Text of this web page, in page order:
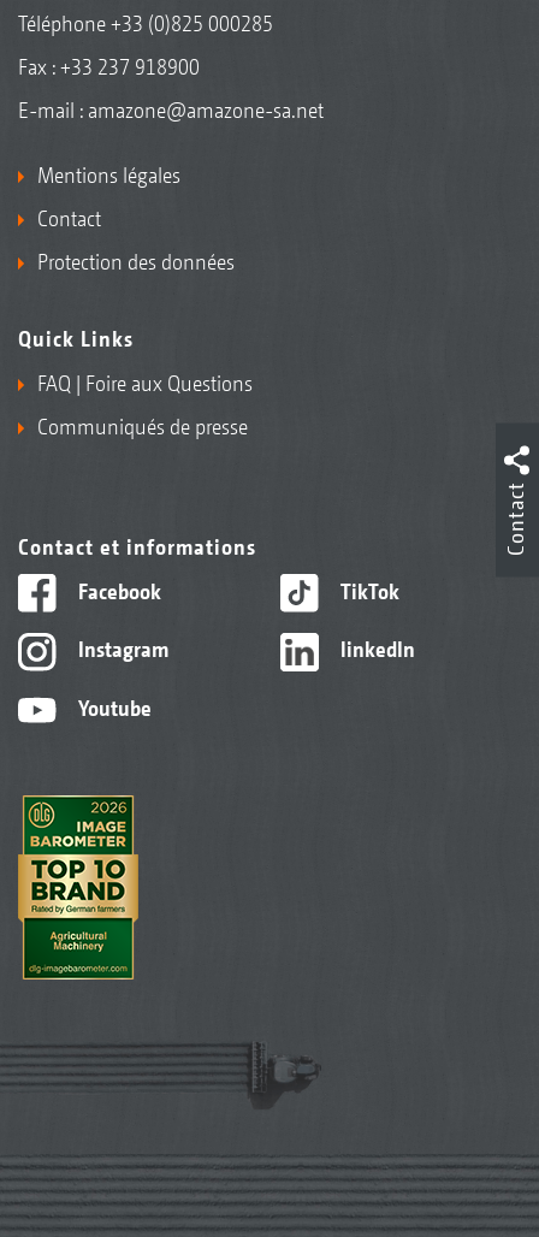
Téléphone+33 (0)825 000285
Fax : +33 237 918900
E-mail : amazone@amazone-sa.net
Mentions légales
Contact
Protection des données
Quick Links
FAQ | Foire aux Questions
Communiqués de presse
Contact et informations
Facebook
Instagram
Youtube
TikTok
linkedIn
Contact